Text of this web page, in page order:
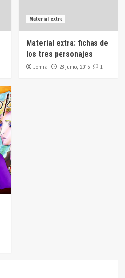
Material extra
Material extra: fichas de
los tres personajes
Jomra 23 junio, 2015 1